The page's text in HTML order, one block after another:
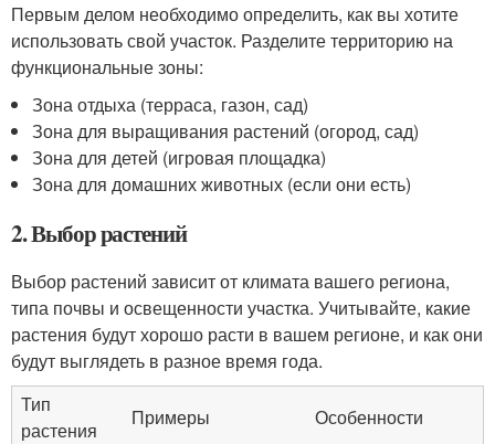
Первым делом необходимо определить, как вы хотите
использовать свой участок. Разделите территорию на
функциональные зоны:
Зона отдыха (терраса, газон, сад)
Зона для выращивания растений (огород, сад)
Зона для детей (игровая площадка)
Зона для домашних животных (если они есть)
2. Выбор растений
Выбор растений зависит от климата вашего региона,
типа почвы и освещенности участка. Учитывайте, какие
растения будут хорошо расти в вашем регионе, и как они
будут выглядеть в разное время года.
Тип
растения
Примеры Особенности